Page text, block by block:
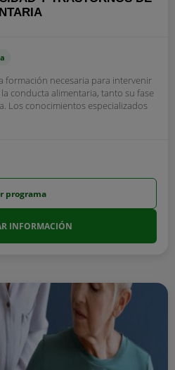
formación necesaria para intervenir
la conducta alimentaria, tanto su fase
Los conocimientos especializados
programa
INFORMACIÓN